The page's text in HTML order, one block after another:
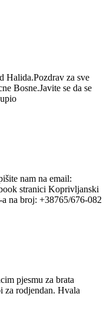
Halida.Pozdrav za sve
Bosne.Javite se da se
nam na email:
stranici Koprivljanski
na broj: +38765/676-082
pjesmu za brata
za rodjendan. Hvala